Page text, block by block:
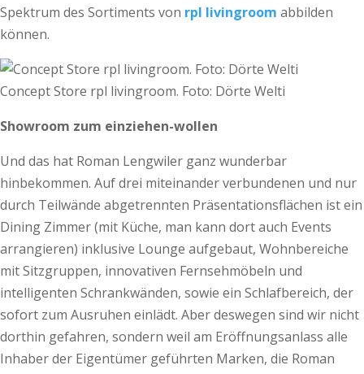
Spektrum des Sortiments von rpl livingroom abbilden
können.
Concept Store rpl livingroom. Foto: Dörte Welti
Showroom zum einziehen-wollen
Und das hat Roman Lengwiler ganz wunderbar
hinbekommen. Auf drei miteinander verbundenen und nur
durch Teilwände abgetrennten Präsentationsflächen ist ein
Dining Zimmer (mit Küche, man kann dort auch Events
arrangieren) inklusive Lounge aufgebaut, Wohnbereiche
mit Sitzgruppen, innovativen Fernsehmöbeln und
intelligenten Schrankwänden, sowie ein Schlafbereich, der
sofort zum Ausruhen einlädt. Aber deswegen sind wir nicht
dorthin gefahren, sondern weil am Eröffnungsanlass alle
Inhaber der Eigentümer geführten Marken, die Roman